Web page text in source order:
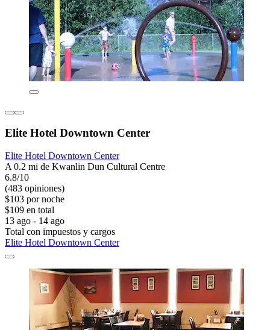
Elite Hotel Downtown Center
Elite Hotel Downtown Center
A 0.2 mi de Kwanlin Dun Cultural Centre
6.8/10
(483 opiniones)
$103 por noche
$109 en total
13 ago - 14 ago
Total con impuestos y cargos
Elite Hotel Downtown Center